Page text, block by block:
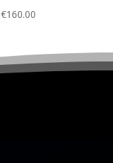
€160.00